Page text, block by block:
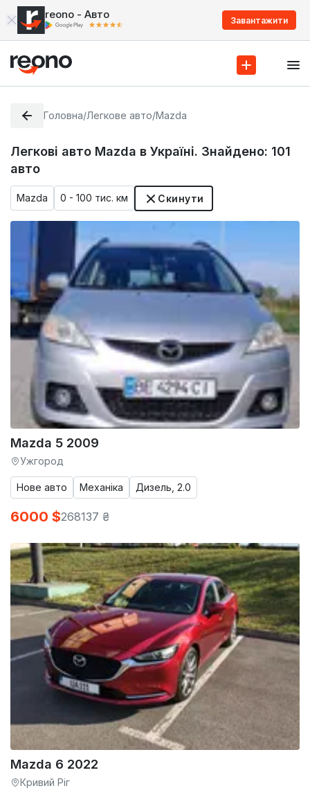
reono - Авто Завантажити
Головна/Легкове авто/Mazda
Легкові авто Mazda в Україні. Знайдено: 101
авто
Mazda 0 - 100 тис. км Скинути
Mazda 5 2009
Ужгород
Нове авто Механіка Дизель, 2.0
6000 $268137 ₴
Mazda 6 2022
Кривий Ріг